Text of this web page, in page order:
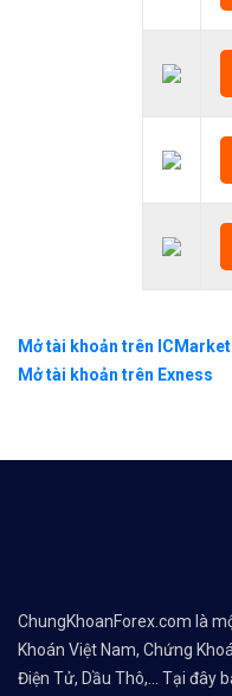
Mở tài khoản trên
Mở tài khoản trên Exness
ChungKhoanForex.com là
Khoán Việt Nam, Chứng
Điện Tử, Dầu Thô,... Tại đây